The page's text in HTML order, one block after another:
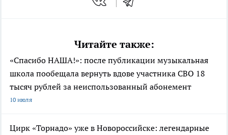
Читайте также:
«Спасибо НАША!»: после публикации музыкальная
школа пообещала вернуть вдове участника СВО 18
тысяч рублей за неиспользованный абонемент
10 июля
Цирк «Торнадо» уже в Новороссийске: легендарные